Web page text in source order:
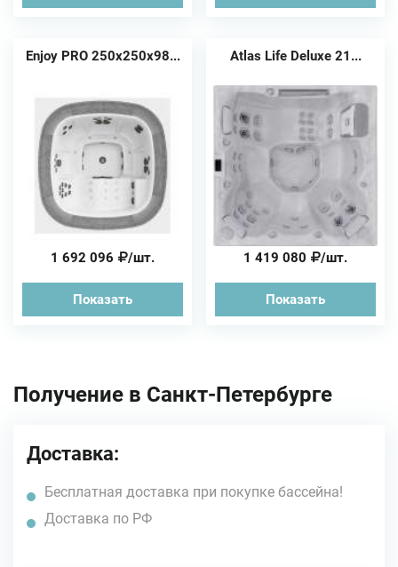
Enjoy PRO 250х250х98...
1 692 096 /шт.
Показать
Atlas Life Deluxe 21...
1 419 080 /шт.
Показать
Получение в Санкт-Петербурге
Доставка:
Бесплатная доставка при покупке бассейна!
Доставка по РФ